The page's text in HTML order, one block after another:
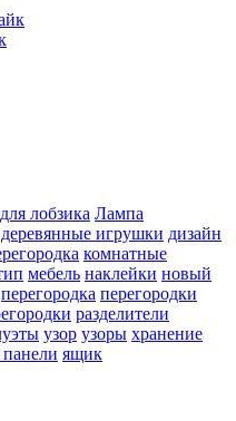
лобзика Лампа
деревянные игрушки дизайн
комнатные
мебель наклейки новый
перегородка перегородки
разделители
узор узоры хранение
ящик